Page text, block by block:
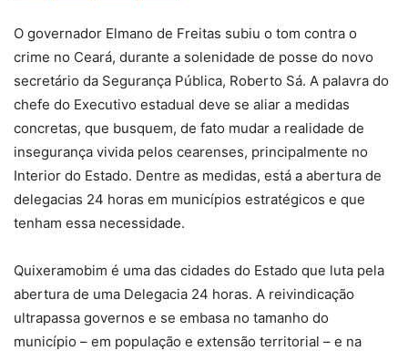
O governador Elmano de Freitas subiu o tom contra o
crime no Ceará, durante a solenidade de posse do novo
secretário da Segurança Pública, Roberto Sá. A palavra do
chefe do Executivo estadual deve se aliar a medidas
concretas, que busquem, de fato mudar a realidade de
insegurança vivida pelos cearenses, principalmente no
Interior do Estado. Dentre as medidas, está a abertura de
delegacias 24 horas em municípios estratégicos e que
tenham essa necessidade.
Quixeramobim é uma das cidades do Estado que luta pela
abertura de uma Delegacia 24 horas. A reivindicação
ultrapassa governos e se embasa no tamanho do
município – em população e extensão territorial – e na